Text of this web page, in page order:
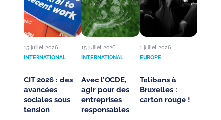
15 juillet 2026
INTERNATIONAL
CIT 2026 : des
avancées
sociales sous
tension
15 juillet 2026
INTERNATIONAL
Avec l’OCDE,
agir pour des
entreprises
responsables
1 juillet 2026
EUROPE
Talibans à
Bruxelles :
carton rouge !